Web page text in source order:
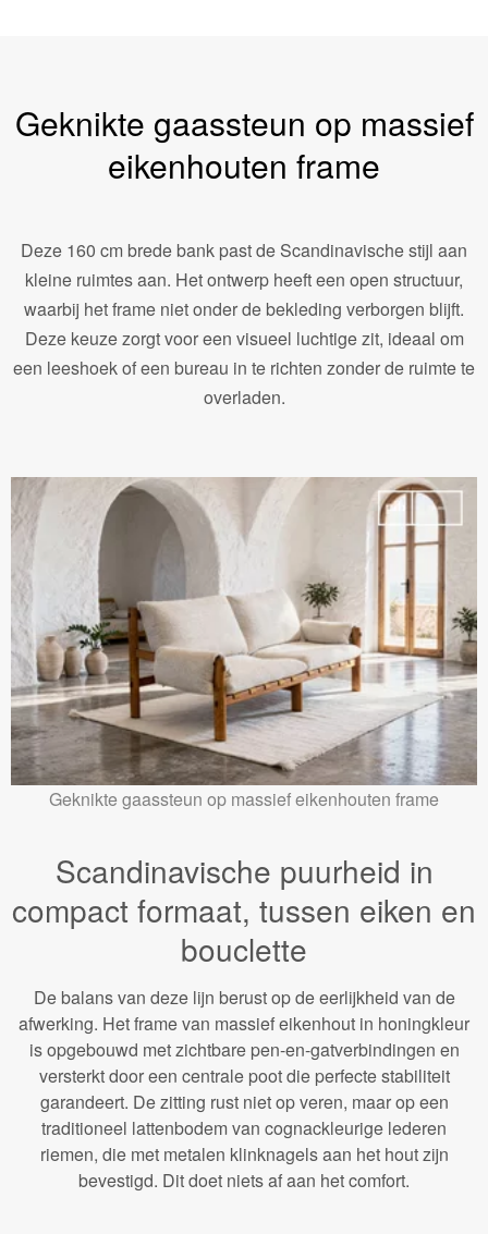
Geknikte gaassteun op massief
eikenhouten frame
Deze 160 cm brede bank past de Scandinavische stijl aan
kleine ruimtes aan. Het ontwerp heeft een open structuur,
waarbij het frame niet onder de bekleding verborgen blijft.
Deze keuze zorgt voor een visueel luchtige zit, ideaal om
een leeshoek of een bureau in te richten zonder de ruimte te
overladen.
Geknikte gaassteun op massief eikenhouten frame
Scandinavische puurheid in
compact formaat, tussen eiken en
bouclette
De balans van deze lijn berust op de eerlijkheid van de
afwerking. Het frame van massief eikenhout in honingkleur
is opgebouwd met zichtbare pen-en-gatverbindingen en
versterkt door een centrale poot die perfecte stabiliteit
garandeert. De zitting rust niet op veren, maar op een
traditioneel lattenbodem van cognackleurige lederen
riemen, die met metalen klinknagels aan het hout zijn
bevestigd. Dit doet niets af aan het comfort.